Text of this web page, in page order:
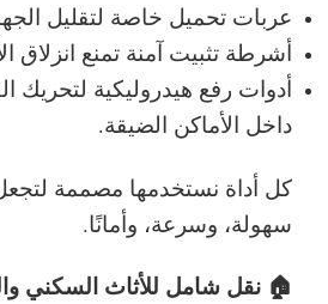
عربات تحميل خاصة لتقليل
أشرطة تثبيت آمنة تمنع انزلاق
أدوات رفع هيدروليكية لتحريك
داخل الأماكن الضيقة.
كل أداة نستخدمها مصممة لتجعل
سهولة، وسرعة، وأمانًا.
🏠 نقل شامل للأثاث السكني